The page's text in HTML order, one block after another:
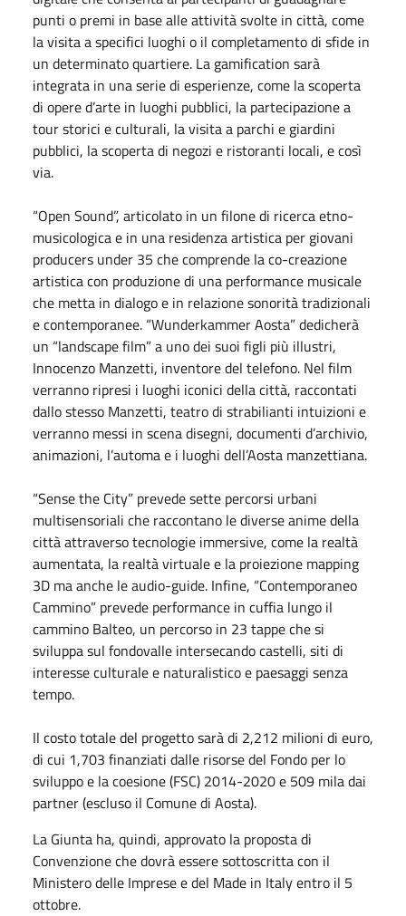
punti o premi in base alle attività svolte in città, come
la visita a specifici luoghi o il completamento di sfide in
un determinato quartiere. La gamification sarà
integrata in una serie di esperienze, come la scoperta
di opere d’arte in luoghi pubblici, la partecipazione a
tour storici e culturali, la visita a parchi e giardini
pubblici, la scoperta di negozi e ristoranti locali, e così
via.
“Open Sound”, articolato in un filone di ricerca etno-
musicologica e in una residenza artistica per giovani
producers under 35 che comprende la co-creazione
artistica con produzione di una performance musicale
che metta in dialogo e in relazione sonorità tradizionali
e contemporanee. “Wunderkammer Aosta” dedicherà
un “landscape film” a uno dei suoi figli più illustri,
Innocenzo Manzetti, inventore del telefono. Nel film
verranno ripresi i luoghi iconici della città, raccontati
dallo stesso Manzetti, teatro di strabilianti intuizioni e
verranno messi in scena disegni, documenti d’archivio,
animazioni, l’automa e i luoghi dell’Aosta manzettiana.
“Sense the City” prevede sette percorsi urbani
multisensoriali che raccontano le diverse anime della
città attraverso tecnologie immersive, come la realtà
aumentata, la realtà virtuale e la proiezione mapping
3D ma anche le audio-guide. Infine, “Contemporaneo
Cammino” prevede performance in cuffia lungo il
cammino Balteo, un percorso in 23 tappe che si
sviluppa sul fondovalle intersecando castelli, siti di
interesse culturale e naturalistico e paesaggi senza
tempo.
Il costo totale del progetto sarà di 2,212 milioni di euro,
di cui 1,703 finanziati dalle risorse del Fondo per lo
sviluppo e la coesione (FSC) 2014-2020 e 509 mila dai
partner (escluso il Comune di Aosta).
La Giunta ha, quindi, approvato la proposta di
Convenzione che dovrà essere sottoscritta con il
Ministero delle Imprese e del Made in Italy entro il 5
ottobre.